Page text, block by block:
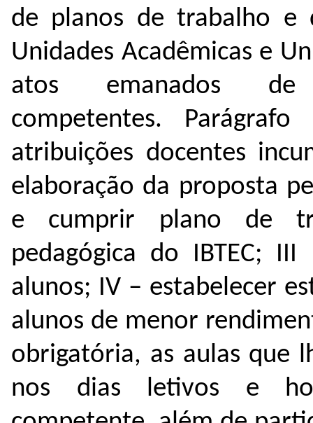
de planos de trabalho e
Unidades Acadêmicas e
atos emanados
competentes.
atribuições docentes
elaboração da proposta
e cumprir plano de
pedagógica do IBTEC; III
alunos; IV – estabelecer
alunos de menor
obrigatória, as aulas que
nos dias letivos e